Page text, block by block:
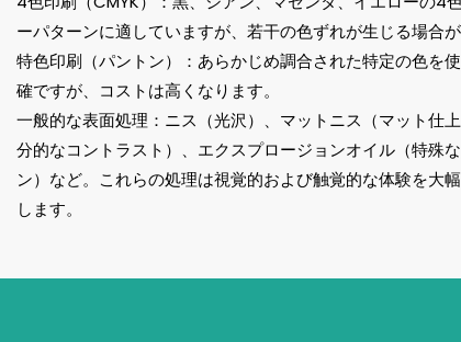
ーパターンに適していますが、若干の色ずれが生じる場合が
特色印刷（パントン）：あらかじめ調合された特定の色を
確ですが、コストは高くなります。
一般的な表面処理：ニス（光沢）、マットニス（マット仕
分的なコントラスト）、エクスプロージョンオイル（特殊
ン）など。これらの処理は視覚的および触覚的な体験を大
します。